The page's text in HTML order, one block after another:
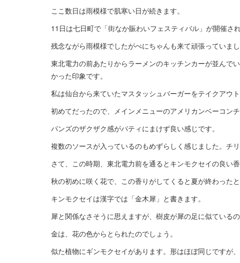
ここ数日は雨模様で肌寒い日が続きます。
11日は七日町で「街なか賑わいフェスティバル」が開催され
残念ながら雨模様でしたがべにちゃんも来て頑張っていまし
東北電力の前あたりからラーメンのキッチンカーが並んで
かった印象です。
私は仙台から来ていたマスタッシュバーガーをテイクアウト
初めてだったので、メインメニューのアメリカンベーコン
パンズのザクザク感がパティにまけず良い感じです。
複数のソースが入っているのもめずらしく感じました。チ
さて、この時期、東北電力前を通るとキンモクセイの良い香
秋の初めに咲く花で、この香りがしてくると夏が終わったと
キンモクセイは漢字では「金木犀」と書きます。
犀と関係なさそうに思えますが、樹皮が犀の足に似ている
金は、花の色からとられたのでしょう。
似た植物にギンモクセイがあります。形はほぼ同じですが